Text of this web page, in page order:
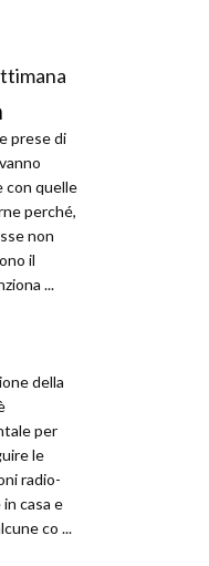
prese di
quelle
perché,
non
il
...
della
per
le
radio-
casa e
co ...